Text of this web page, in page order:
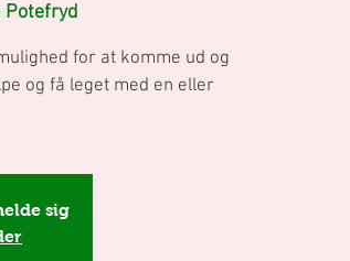
Potefryd
for at komme ud og
og få leget med en eller
sig